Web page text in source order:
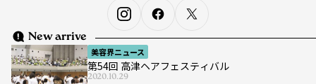
New arrive
美容界ニュース
第54回 高津ヘアフェスティバル
2020.10.29